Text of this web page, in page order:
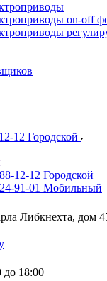
on-off
12 Городской
12-12 Городской
91-01 Мобильный
Либкнехта, дом
до 18:00